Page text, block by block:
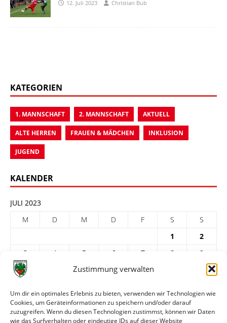
Zustimmung verwalten
Um dir ein optimales Erlebnis zu bieten, verwenden wir Technologien wie
Cookies, um Geräteinformationen zu speichern und/oder darauf
zuzugreifen. Wenn du diesen Technologien zustimmst, können wir Daten
wie das Surfverhalten oder eindeutige IDs auf dieser Website
12. Juli 2023 Christian Bub
KATEGORIEN
1. MANNSCHAFT 2. MANNSCHAFT AKTUELL
ALTE HERREN FRAUEN & MÄDCHEN INKLUSION
JUGEND
KALENDER
JULI 2023
M
D M D F S
S
1
2
3
4 5 6 7 8
9
10
12 13 14
24
25 26 27 28 29
31